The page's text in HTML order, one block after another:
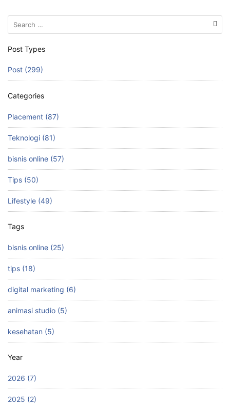
c
e
b
o
o
k
st
n
ai ar
Search
for:
Post Types
Post (299)
Categories
Placement (87)
Teknologi (81)
bisnis online (57)
Tips (50)
Lifestyle (49)
Tags
bisnis online (25)
tips (18)
digital marketing (6)
animasi studio (5)
kesehatan (5)
Year
2026 (7)
2025 (2)